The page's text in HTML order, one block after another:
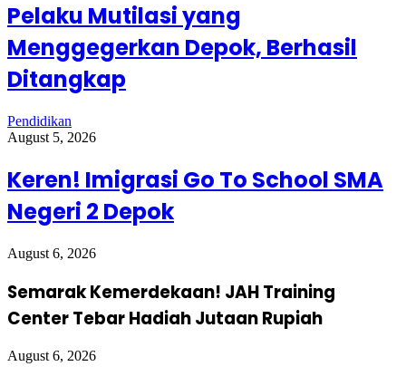
Pelaku Mutilasi yang
Menggegerkan Depok, Berhasil
Ditangkap
Pendidikan
August 5, 2026
Keren! Imigrasi Go To School SMA
Negeri 2 Depok
August 6, 2026
Semarak Kemerdekaan! JAH Training
Center Tebar Hadiah Jutaan Rupiah
August 6, 2026